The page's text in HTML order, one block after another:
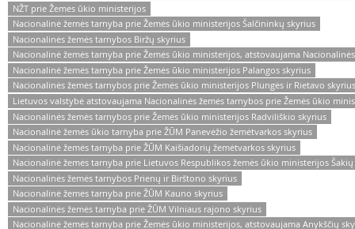
NŽT prie Žemės ūkio ministerijos
Nacionalinė žemės tarnyba prie Žemės ūkio ministerijos Šalčininkų skyrius
Nacionalinės žemės tarnybos Biržų skyrius
Nacionalinė žemės tarnyba prie Žemės ūkio ministerijos, atstovaujama
Nacionalinė žemės tarnyba prie Žemės ūkio ministerijos Palangos skyrius
Nacionalinės žemės tarnybos prie Žemės ūkio ministerijos Plungės ir Rietavo skyrius
Lietuvos valstybė atstovaujama Nacionalinės žemės tarnybos prie Žemės ūkio
Nacionalinės žemės tarnybos prie Žemės ūkio ministerijos Radviliškio skyrius
Nacionalinė žemės ūkio tarnyba prie ŽŪM Panevėžio žemėtvarkos skyrius
Nacionalinė žemės tarnyba prie ŽŪM Kaišiadorių žemėtvarkos skyrius
Nacionalinė žemės tarnyba prie Lietuvos Respublikos žemės ūkio ministerijos
Nacionalinės žemės tarnybos Prienų ir Birštono skyrius
Nacionalinė žemės tarnyba prie ŽŪM Kauno skyrius
Nacionalinės žemės tarnyba prie ŽŪM Vilniaus rajono skyrius
Nacionalinė žemės tarnyba prie Žemės ūkio ministerijos, atstovaujama Anykščių